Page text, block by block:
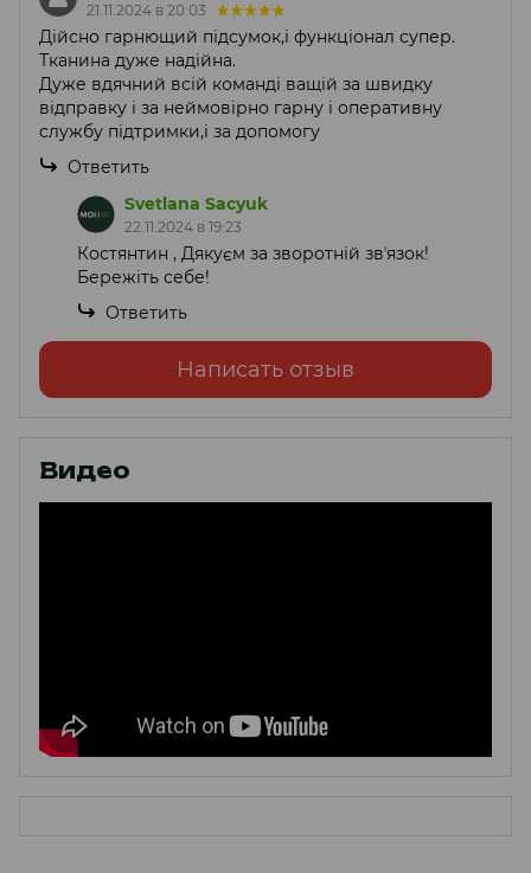
21.11.2024 в 20:03
Дійсно гарнющий підсумок,і функціонал супер.
Тканина дуже надійна.
Дуже вдячний всій команді ващій за швидку
відправку і за неймовірно гарну і оперативну
службу підтримки,і за допомогу
Ответить
Svetlana Sacyuk
22.11.2024 в 19:23
Костянтин , Дякуєм за зворотній звʼязок!
Бережіть себе!
Ответить
Написать отзыв
Видео